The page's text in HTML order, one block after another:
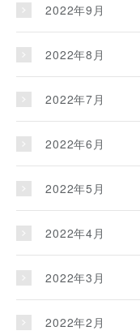
2022年9月
2022年8月
2022年7月
2022年6月
2022年5月
2022年4月
2022年3月
2022年2月